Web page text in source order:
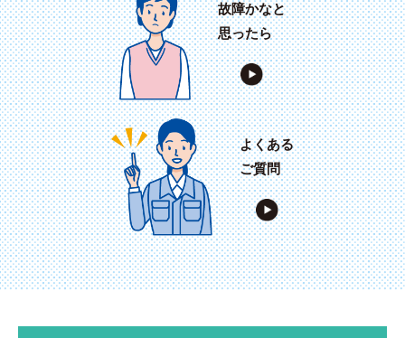
故障かなと
思ったら
よくある
ご質問